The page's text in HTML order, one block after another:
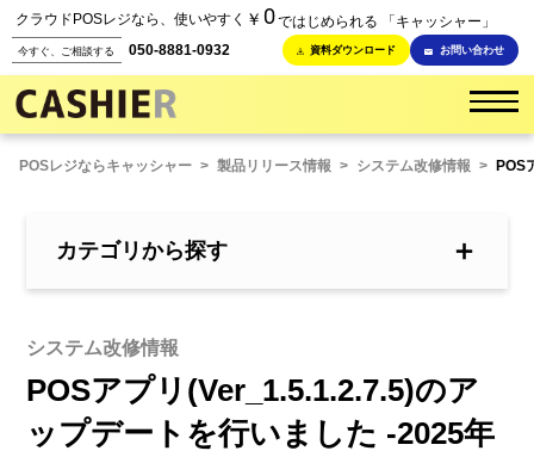
クラウドPOSレジなら、使いやすく ￥ 0ではじめられる 「キャッシャー」
今すぐ、ご相談する 050-8881-0932 資料ダウンロード お問い合わせ
POSレジならキャッシャー > 製品リリース情報 > システム改修情報 > POS
カテゴリから探す ＋
システム改修情報
POSアプリ(Ver_1.5.1.2.7.5)のア
ップデートを行いました -2025年